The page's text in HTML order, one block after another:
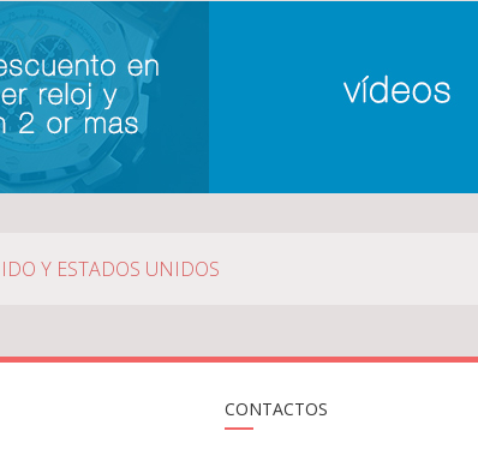
Y ESTADOS UNIDOS
CONTACTOS